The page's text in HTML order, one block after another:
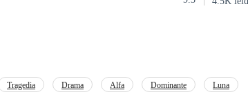
a lo que debería ser “en realidad” la existencia
Tragedia Drama Alfa Dominante
Luna